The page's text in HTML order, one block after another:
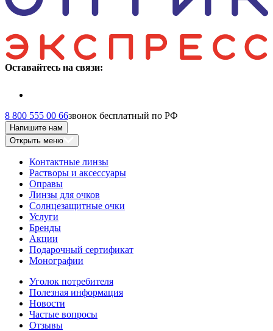
Оставайтесь на связи:
8 800 555 00 66звонок бесплатный по РФ
Напишите нам
Открыть меню
Контактные линзы
Растворы и аксессуары
Оправы
Линзы для очков
Солнцезащитные очки
Услуги
Бренды
Акции
Подарочный сертификат
Монографии
Уголок потребителя
Полезная информация
Новости
Частые вопросы
Отзывы